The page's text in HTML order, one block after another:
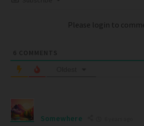
Please login to
Somewhere